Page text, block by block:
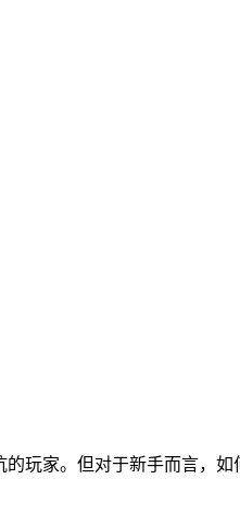
玩家。但对于新手而言，